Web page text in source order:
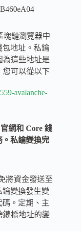
塊鏈瀏覽器中
包地址。私鑰
為這些地址是
可以從以下
avalanche-
網和 Core 錢
。私鑰變換完
將資金發送至
變換發生變
。定期、主
鏈橋地址的變